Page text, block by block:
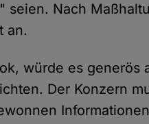
seien. Nach
an.
würde es generös
Der Konzern